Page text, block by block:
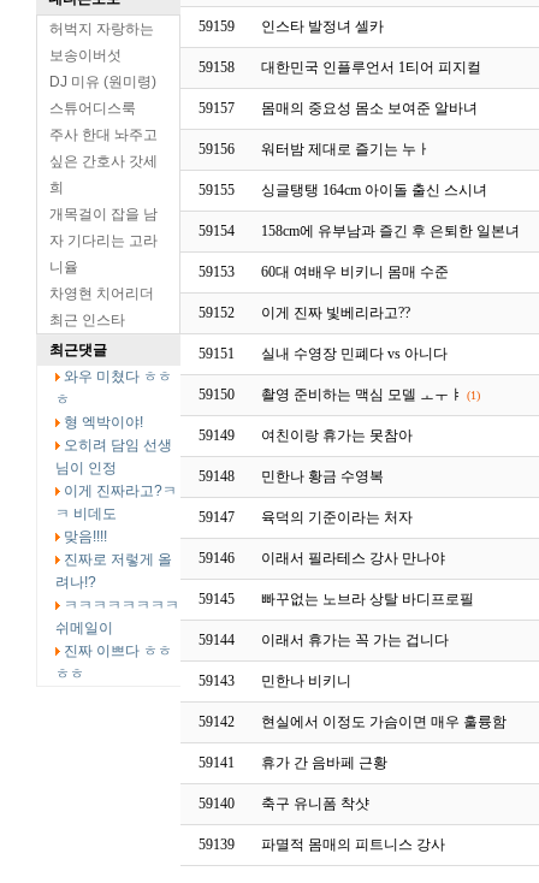
허벅지 자랑하는
보송이버섯
DJ 미유 (원미령)
스튜어디스룩
주사 한대 놔주고
싶은 간호사 갓세
희
개목걸이 잡을 남
자 기다리는 고라
니율
차영현 치어리더
최근 인스타
최근댓글
와우 미쳤다 ㅎㅎ
ㅎ
형 엑박이야!
오히려 담임 선생
님이 인정
이게 진짜라고?ㅋ
ㅋ 비데도
맞음!!!!
진짜로 저렇게 올
려나!?
ㅋㅋㅋㅋㅋㅋㅋㅋ
쉬메일이
진짜 이쁘다 ㅎㅎ
ㅎㅎ
59159 인스타 발정녀 셀카
59158 대한민국 인플루언서 1티어 피지컬
59157 몸매의 중요성 몸소 보여준 알바녀
59156 워터밤 제대로 즐기는 누ㅏ
59155 싱글탱탱 164cm 아이돌 출신 스시녀
59154 158cm에 유부남과 즐긴 후 은퇴한 일본녀
59153 60대 여배우 비키니 몸매 수준
59152 이게 진짜 빛베리라고??
59151 실내 수영장 민폐다 vs 아니다
59150 촬영 준비하는 맥심 모델 ㅗㅜㅑ (1)
59149 여친이랑 휴가는 못참아
59148 민한나 황금 수영복
59147 육덕의 기준이라는 처자
59146 이래서 필라테스 강사 만나야
59145 빠꾸없는 노브라 상탈 바디프로필
59144 이래서 휴가는 꼭 가는 겁니다
59143 민한나 비키니
59142 현실에서 이정도 가슴이면 매우 훌륭함
59141 휴가 간 음바페 근황
59140 축구 유니폼 착샷
59139 파멸적 몸매의 피트니스 강사